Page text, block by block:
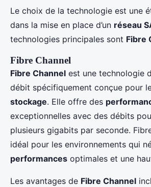
Le choix de la technologie est une
dans la mise en place d’un réseau
technologies principales sont Fibre
Fibre Channel
Fibre Channel est une technologie
débit spécifiquement conçue pour
stockage. Elle offre des
exceptionnelles avec des débits
plusieurs gigabits par seconde.
idéal pour les environnements qui
performances optimales et une
Les avantages de Fibre Channel